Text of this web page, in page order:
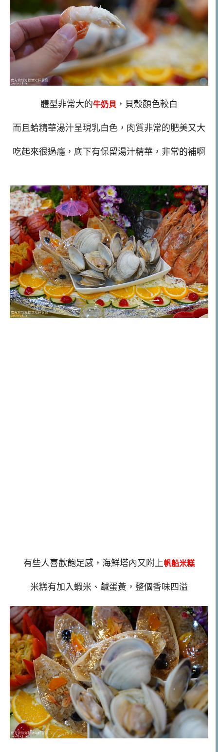
體型非常大的牛奶貝 ，貝殼顏色較白
而且蛤精華湯汁呈現乳白色，肉質非常的肥美又大
吃起來很過癮，底下有保留湯汁精華，非常的補啊
有些人喜歡飽足感，海鮮塔內又附上帆船米糕
米糕有加入蝦米、鹹蛋黃，整個香味四溢